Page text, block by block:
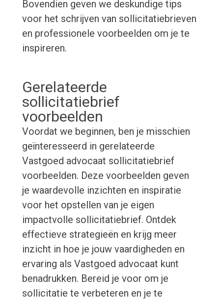
Bovendien geven we deskundige tips
voor het schrijven van sollicitatiebrieven
en professionele voorbeelden om je te
inspireren.
Gerelateerde
sollicitatiebrief
voorbeelden
Voordat we beginnen, ben je misschien
geïnteresseerd in gerelateerde
Vastgoed advocaat sollicitatiebrief
voorbeelden. Deze voorbeelden geven
je waardevolle inzichten en inspiratie
voor het opstellen van je eigen
impactvolle sollicitatiebrief. Ontdek
effectieve strategieën en krijg meer
inzicht in hoe je jouw vaardigheden en
ervaring als Vastgoed advocaat kunt
benadrukken. Bereid je voor om je
sollicitatie te verbeteren en je te